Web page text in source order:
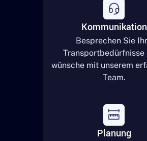
Kommunikation
Besprechen Sie
Transportbedürfnisse
wünsche mit unserem
Team.
Planung